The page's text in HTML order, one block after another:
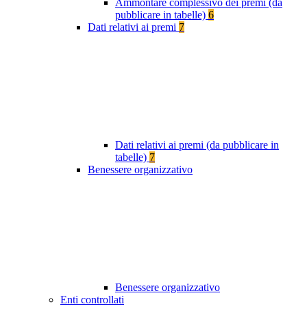
Ammontare complessivo dei premi (da
pubblicare in tabelle) 6
Dati relativi ai premi 7
Dati relativi ai premi (da pubblicare in
tabelle) 7
Benessere organizzativo
Benessere organizzativo
Enti controllati